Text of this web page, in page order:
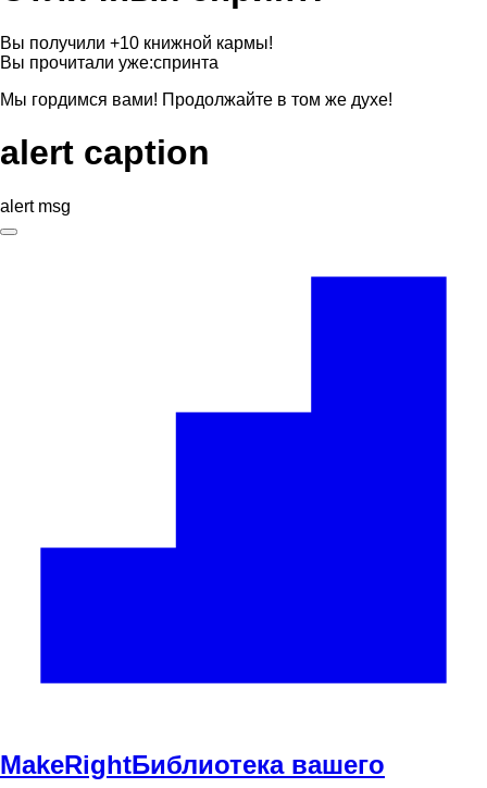
Вы получили +10 книжной кармы!
Вы прочитали уже:спринта
Мы гордимся вами! Продолжайте в том же духе!
alert caption
alert msg
MakeRightБиблиотека вашего